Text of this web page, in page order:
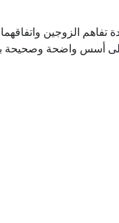
تفاهم الزوجين
على أسس واضحة وصحيحة